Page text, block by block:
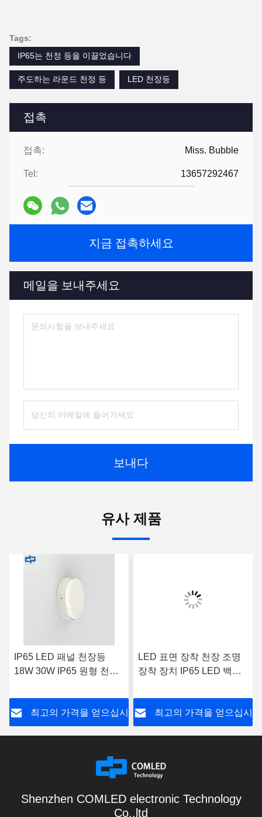
접촉
접촉: Miss. Bubble
Tel: 13657292467
지금 접촉하세요
메일을 보내주세요
보내다
Tags:
IP65는 천정 등을 이끌었습니다
주도하는 라운드 천정 등 LED 천장등
유사 제품
IP65 LED 패널 천장등
18W 30W IP65 원형 천장
최고의 가격을 얻으십시
LED 표면 장착 천장 조명
장착 장치 IP65 LED 백색
최고의 가격을 얻으십시
Shenzhen COMLED electronic Technology
Co.,ltd